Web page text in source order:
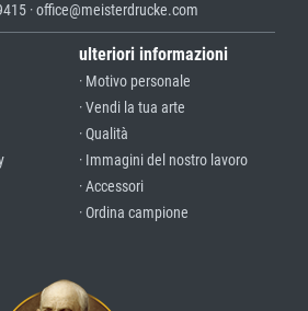
· office@meisterdrucke.com
ulteriori informazioni
· Motivo personale
· Vendi la tua arte
· Qualità
· Immagini del nostro lavoro
· Accessori
· Ordina campione